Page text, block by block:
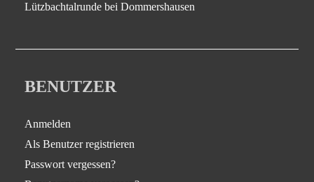
Lützbachtalrunde bei Dommershausen
BENUTZER
Anmelden
Als Benutzer registrieren
Passwort vergessen?